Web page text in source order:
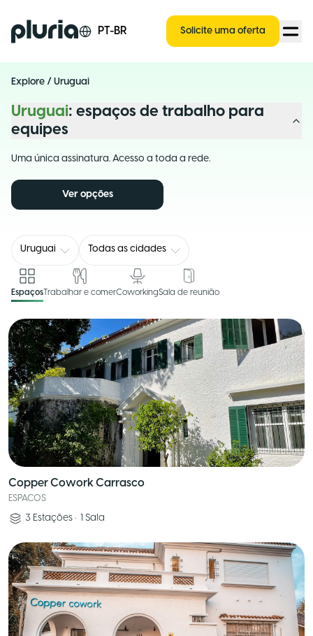
Logo Pluria PT-BR Solicite uma oferta
Explore / Uruguai
Uruguai: espaços de trabalho para
equipes
Uma única assinatura. Acesso a toda a rede.
Ver opções
Uruguai Todas as cidades
EspaçosTrabalhar e comerCoworkingSala de reunião
Copper Cowork Carrasco
ESPACOS
3 Estações • 1 Sala